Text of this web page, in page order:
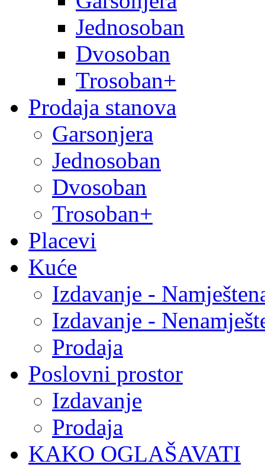
Jednosoban
Dvosoban
Trosoban+
Prodaja stanova
Garsonjera
Jednosoban
Dvosoban
Trosoban+
Placevi
Kuće
Izdavanje -
Izdavanje -
Prodaja
Poslovni prostor
Izdavanje
Prodaja
KAKO OGLAŠAVATI